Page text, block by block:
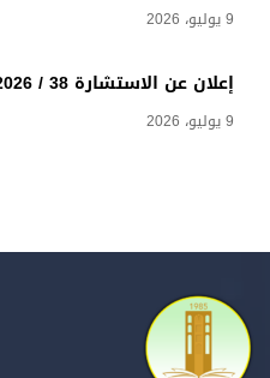
9 يوليو، 2026
إعلان عن الاستشارة 38 / 2026
9 يوليو، 2026